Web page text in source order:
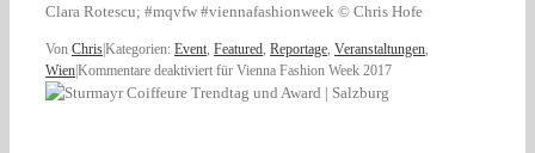
Clara Rotescu; #mqvfw #viennafashionweek © Chris Hofe
Von Chris|Kategorien: Event, Featured, Reportage, Veranstaltungen,
Wien|Kommentare deaktiviert für Vienna Fashion Week 2017